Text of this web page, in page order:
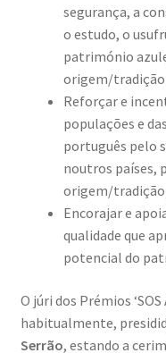
segurança, a
o estudo, o
património
origem/
Reforçar e
populações e
português pelo
noutros países,
origem/
Encorajar e
qualidade que
potencial do
O júri dos Prémios
habitualmente,
Serrão, estando a